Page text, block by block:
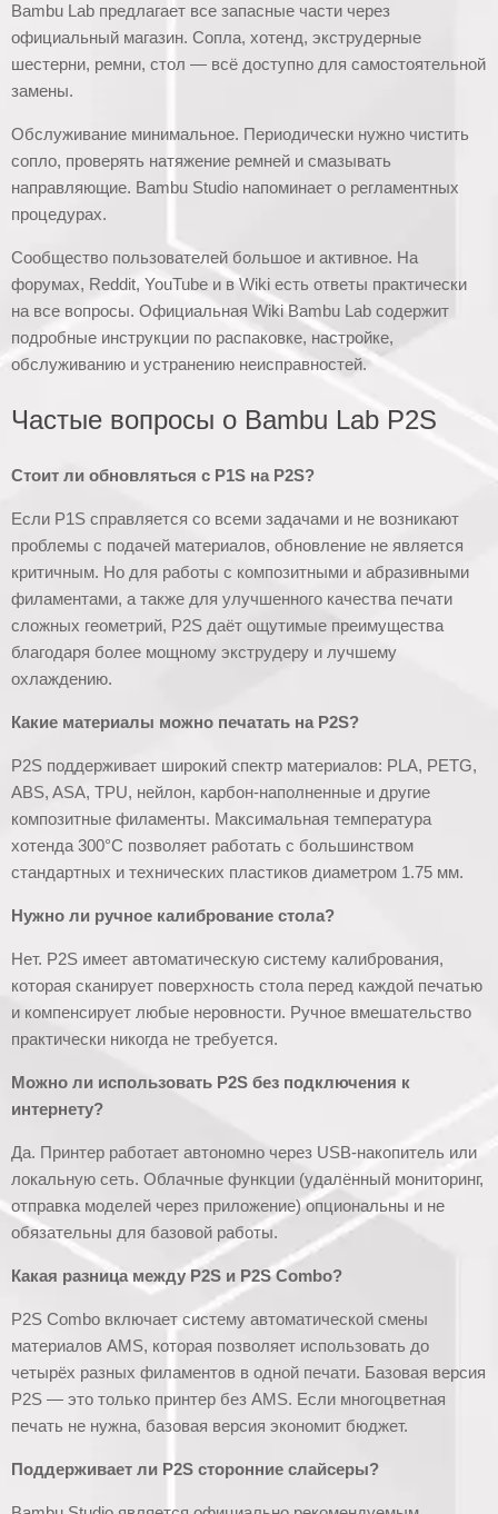
Bambu Lab предлагает все запасные части через
официальный магазин. Сопла, хотенд, экструдерные
шестерни, ремни, стол — всё доступно для самостоятельной
замены.
Обслуживание минимальное. Периодически нужно чистить
сопло, проверять натяжение ремней и смазывать
направляющие. Bambu Studio напоминает о регламентных
процедурах.
Сообщество пользователей большое и активное. На
форумах, Reddit, YouTube и в Wiki есть ответы практически
на все вопросы. Официальная Wiki Bambu Lab содержит
подробные инструкции по распаковке, настройке,
обслуживанию и устранению неисправностей.
Частые вопросы о Bambu Lab P2S
Стоит ли обновляться с P1S на P2S?
Если P1S справляется со всеми задачами и не возникают
проблемы с подачей материалов, обновление не является
критичным. Но для работы с композитными и абразивными
филаментами, а также для улучшенного качества печати
сложных геометрий, P2S даёт ощутимые преимущества
благодаря более мощному экструдеру и лучшему
охлаждению.
Какие материалы можно печатать на P2S?
P2S поддерживает широкий спектр материалов: PLA, PETG,
ABS, ASA, TPU, нейлон, карбон-наполненные и другие
композитные филаменты. Максимальная температура
хотенда 300°C позволяет работать с большинством
стандартных и технических пластиков диаметром 1.75 мм.
Нужно ли ручное калибрование стола?
Нет. P2S имеет автоматическую систему калибрования,
которая сканирует поверхность стола перед каждой печатью
и компенсирует любые неровности. Ручное вмешательство
практически никогда не требуется.
Можно ли использовать P2S без подключения к
интернету?
Да. Принтер работает автономно через USB-накопитель или
локальную сеть. Облачные функции (удалённый мониторинг,
отправка моделей через приложение) опциональны и не
обязательны для базовой работы.
Какая разница между P2S и P2S Combo?
P2S Combo включает систему автоматической смены
материалов AMS, которая позволяет использовать до
четырёх разных филаментов в одной печати. Базовая версия
P2S — это только принтер без AMS. Если многоцветная
печать не нужна, базовая версия экономит бюджет.
Поддерживает ли P2S сторонние слайсеры?